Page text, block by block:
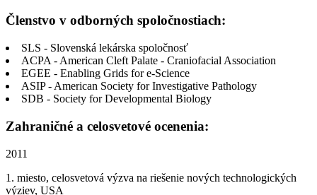
Členstvo v odborných spoločnostiach:
SLS - Slovenská lekárska spoločnosť
ACPA - American Cleft Palate - Craniofacial Association
EGEE - Enabling Grids for e-Science
ASIP - American Society for Investigative Pathology
SDB - Society for Developmental Biology
Zahraničné a celosvetové ocenenia:
2011
1. miesto, celosvetová výzva na riešenie nových technologických
výziev, USA